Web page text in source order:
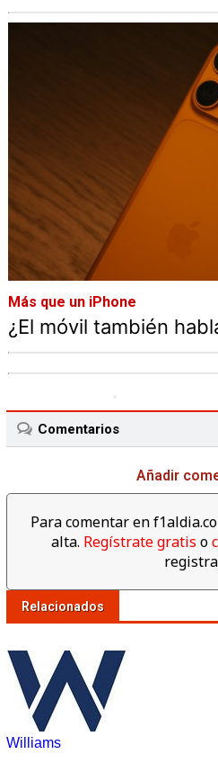
Más que un iPhone
¿El móvil también
Comentarios
Añadir
Para comentar en
alta. Regístrate gratis o
Relacionados
Williams